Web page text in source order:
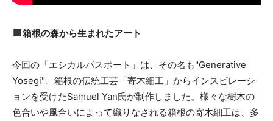
箱根の森から生まれたアート
今回の「エシカルパスポート」は、その名も"Generative
Yosegi"。箱根の伝統工芸「寄木細工」からインスピレーシ
ョンを受けたSamuel Yan氏が制作しました。様々な樹木の
色合いや風合いによって織りなされる箱根の寄木細工は、多